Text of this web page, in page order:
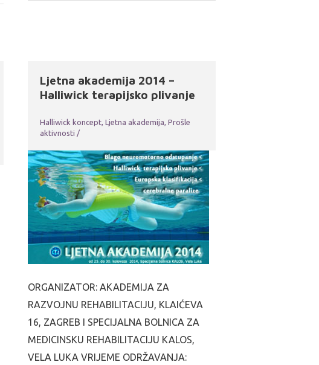
Ljetna akademija 2014 –
Halliwick terapijsko plivanje
Halliwick koncept,Ljetna akademija,Prošle
aktivnosti /
ORGANIZATOR: AKADEMIJA ZA
RAZVOJNU REHABILITACIJU, KLAIĆEVA
16, ZAGREB I SPECIJALNA BOLNICA ZA
MEDICINSKU REHABILITACIJU KALOS,
VELA LUKA VRIJEME ODRŽAVANJA: